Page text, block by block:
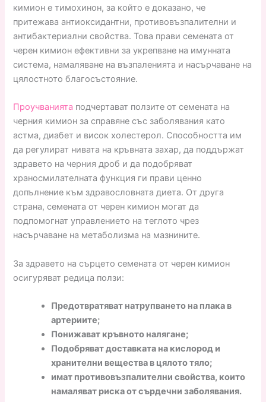
кимион е тимохинон, за който е доказано, че
притежава антиоксидантни, противовъзпалителни и
антибактериални свойства. Това прави семената от
черен кимион ефективни за укрепване на имунната
система, намаляване на възпаленията и насърчаване на
цялостното благосъстояние.
Проучванията подчертават ползите от семената на
черния кимион за справяне със заболявания като
астма, диабет и висок холестерол. Способността им
да регулират нивата на кръвната захар, да поддържат
здравето на черния дроб и да подобряват
храносмилателната функция ги прави ценно
допълнение към здравословната диета. От друга
страна, семената от черен кимион могат да
подпомогнат управлението на теглото чрез
насърчаване на метаболизма на мазнините.
За здравето на сърцето семената от черен кимион
осигуряват редица ползи:
Предотвратяват натрупването на плака в
артериите;
Понижават кръвното налягане;
Подобряват доставката на кислород и
хранителни вещества в цялото тяло;
имат противовъзпалителни свойства, които
намаляват риска от сърдечни заболявания.